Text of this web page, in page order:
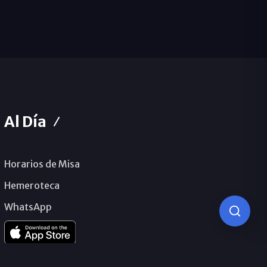
Al Día
Horarios de Misa
Hemeroteca
WhatsApp